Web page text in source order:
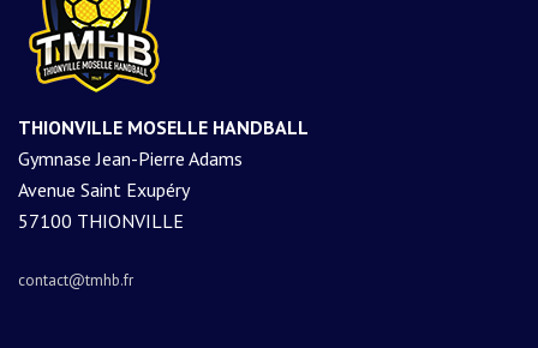
THIONVILLE MOSELLE HANDBALL
Gymnase Jean-Pierre Adams
Avenue Saint Exupéry
57100 THIONVILLE
contact@tmhb.fr